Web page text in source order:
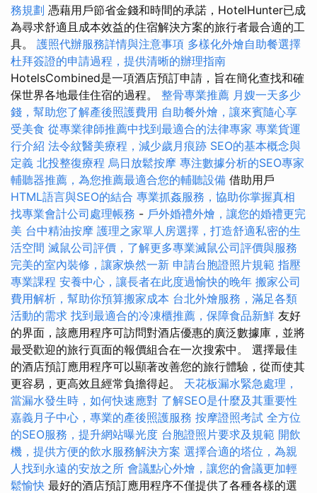
務規劃 憑藉用戶節省金錢和時間的承諾，HotelHunter已成
為尋求舒適且成本效益的住宿解決方案的旅行者最合適的工
具。 護照代辦服務詳情與注意事項 多樣化外燴自助餐選擇
杜拜簽證的申請過程，提供清晰的辦理指南
HotelsCombined是一項酒店預訂申請，旨在簡化查找和確
保世界各地最佳住宿的過程。 整骨專業推薦 月嫂一天多少
錢，幫助您了解產後照護費用 自助餐外燴，讓來賓隨心享
受美食 從專業律師推薦中找到最適合的法律專家 專業貨運
行介紹 法令紋醫美療程，減少歲月痕跡 SEO的基本概念與
定義 北投整復療程 烏日放鬆按摩 專注數據分析的SEO專家
輔聽器推薦，為您推薦最適合您的輔聽設備 借助用戶
HTML語言與SEO的結合 專業抓姦服務，協助你掌握真相
找專業會計公司處理帳務 - 戶外婚禮外燴，讓您的婚禮更完
美 台中精油按摩 護理之家單人房選擇，打造舒適私密的生
活空間 滅鼠公司評價，了解更多專業滅鼠公司評價與服務
完美的室內裝修，讓家焕然一新 申請台胞證照片規範 指壓
專業課程 安養中心，讓長者在此度過愉快的晚年 搬家公司
費用解析，幫助你預算搬家成本 台北外燴服務，滿足各類
活動的需求 找到最適合的冷凍櫃推薦，保障食品新鮮 友好
的界面，該應用程序可訪問對酒店優惠的廣泛數據庫，並將
最受歡迎的旅行頁面的報價組合在一次搜索中。 選擇最佳
的酒店預訂應用程序可以顯著改善您的旅行體驗，從而使其
更容易，更高效且經常負擔得起。 天花板漏水緊急處理，
當漏水發生時，如何快速應對 了解SEO是什麼及其重要性
嘉義月子中心，專業的產後照護服務 按摩證照考試 全方位
的SEO服務，提升網站曝光度 台胞證照片要求及規範 開飲
機，提供方便的飲水服務解決方案 選擇合適的塔位，為親
人找到永遠的安放之所 會議點心外燴，讓您的會議更加輕
鬆愉快 最好的酒店預訂應用程序不僅提供了各種各樣的選